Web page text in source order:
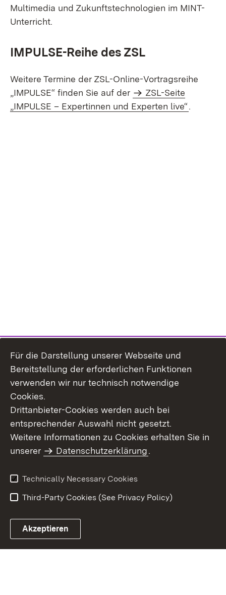
Multimedia und Zukunftstechnologien im MINT-
Unterricht.
IMPULSE-Reihe des ZSL
Weitere Termine der ZSL-Online-Vortragsreihe
„IMPULSE“ finden Sie auf der
ZSL-Seite
„IMPULSE – Expertinnen und Experten live“.
Site Map
Contact Us
Imprint
Data Protection
Accessibility
Für die Darstellung unserer Webseite und
Bereitstellung der erforderlichen Funktionen
verwenden wir nur technisch notwendige
Cookies.
Drittanbieter-Cookies werden auch bei
entsprechender Auswahl nicht gesetzt.
Weitere Informationen zu Cookies erhalten Sie in
unserer
Datenschutzerklärung.
Technically Necessary Cookies
Third-Party Cookies (See Privacy Policy)
Akzeptieren